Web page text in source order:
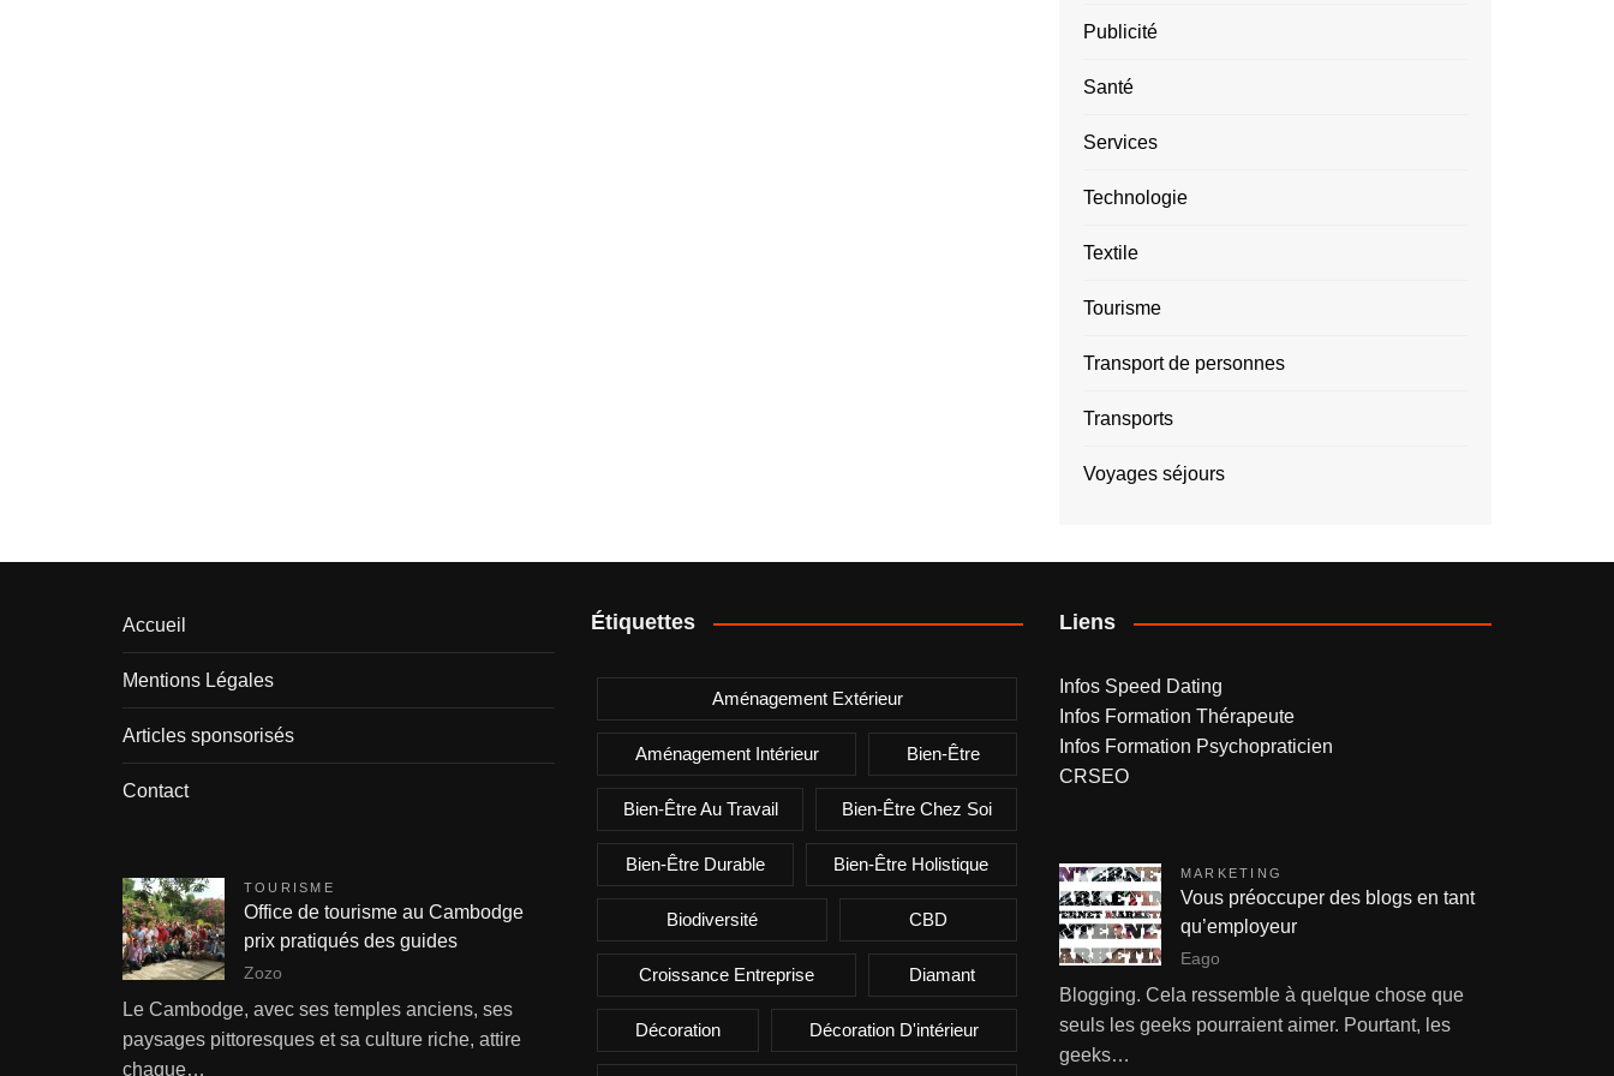
Publicité
Santé
Services
Technologie
Textile
Tourisme
Transport de personnes
Transports
Voyages séjours
Accueil
Mentions Légales
Articles sponsorisés
Contact
TOURISME
Office de tourisme au Cambodge
prix pratiqués des guides
Zozo
Le Cambodge, avec ses temples anciens, ses
paysages pittoresques et sa culture riche, attire
chaque…
Étiquettes
Aménagement Extérieur
Aménagement Intérieur Bien-Être
Bien-Être Au Travail Bien-Être Chez Soi
Bien-Être Durable Bien-Être Holistique
Biodiversité CBD
Croissance Entreprise Diamant
Décoration Décoration D'intérieur
Liens
Infos Speed Dating
Infos Formation Thérapeute
Infos Formation Psychopraticien
CRSEO
MARKETING
Vous préoccuper des blogs en tant
qu’employeur
Eago
Blogging. Cela ressemble à quelque chose que
seuls les geeks pourraient aimer. Pourtant, les
geeks…